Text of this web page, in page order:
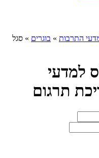
התרבות » בוגרים » סגל
למדעי
תרגום